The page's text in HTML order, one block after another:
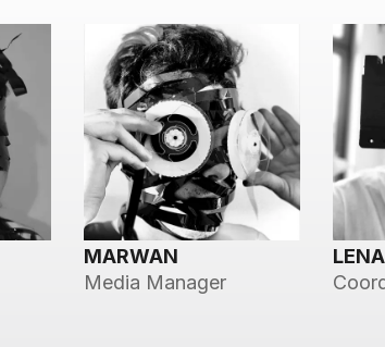
MARWAN
Media Manager
LENA